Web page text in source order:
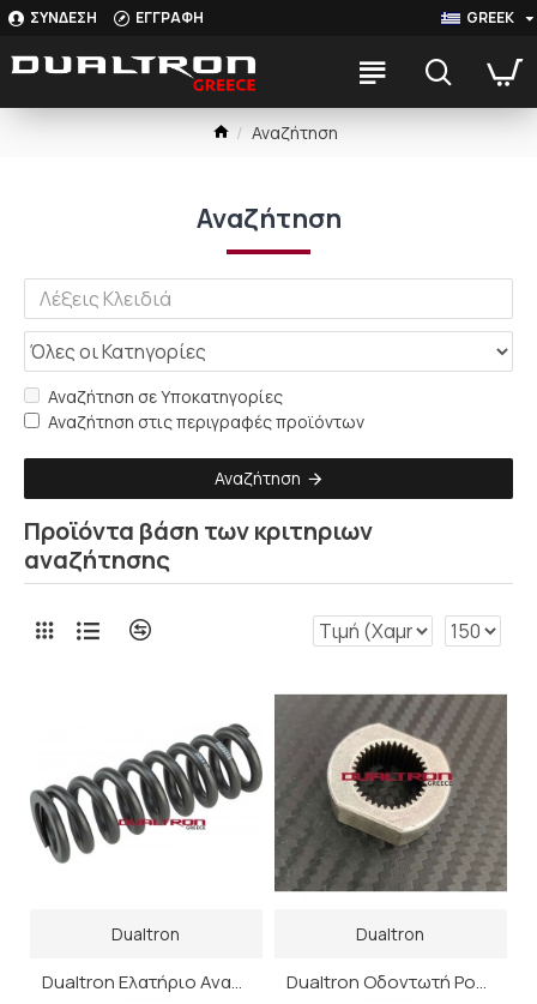
ΣΥΝΔΕΣΗ ΕΓΓΡΑΦΗ GREEK
Αναζήτηση
Αναζήτηση
Αναζήτηση σε Υποκατηγορίες
Αναζήτηση στις περιγραφές προϊόντων
Αναζήτηση
Προϊόντα βάση των κριτηριων
αναζήτησης
Dualtron
Dualtron Ελατήριο Αναδίπλωσης Τιμονιού
Dualtron
Dualtron Οδοντωτή Ροδέλα